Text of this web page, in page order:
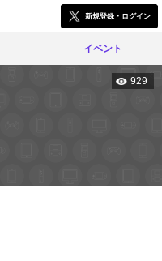
新規登録・ログイン
イベント
929